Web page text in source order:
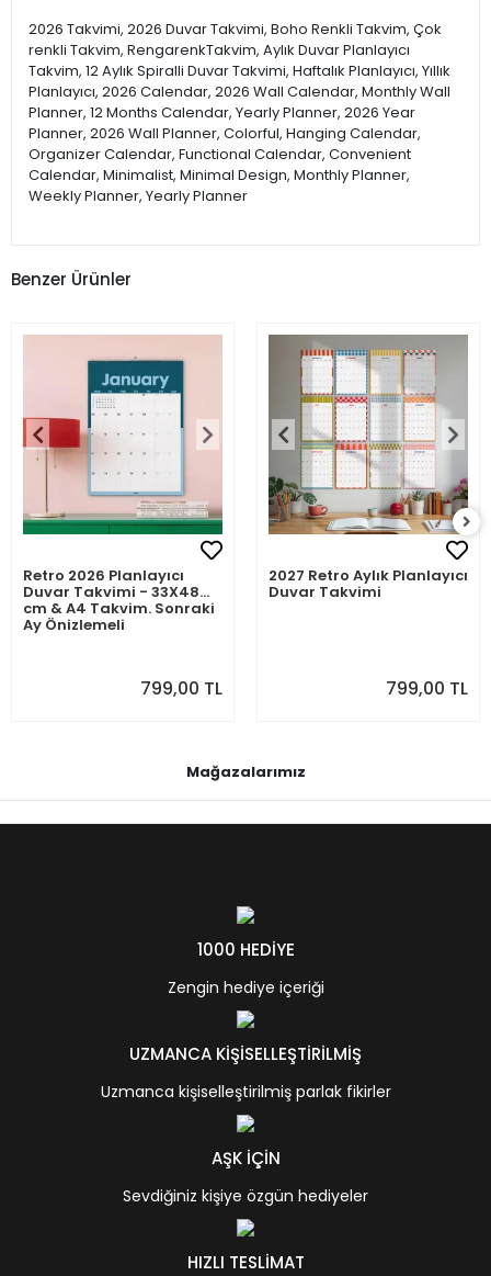
2026 Takvimi, 2026 Duvar Takvimi, Boho Renkli Takvim, Çok
renkli Takvim, RengarenkTakvim, Aylık Duvar Planlayıcı
Takvim, 12 Aylık Spiralli Duvar Takvimi, Haftalık Planlayıcı, Yıllık
Planlayıcı, 2026 Calendar, 2026 Wall Calendar, Monthly Wall
Planner, 12 Months Calendar, Yearly Planner, 2026 Year
Planner, 2026 Wall Planner, Colorful, Hanging Calendar,
Organizer Calendar, Functional Calendar, Convenient
Calendar, Minimalist, Minimal Design, Monthly Planner,
Weekly Planner, Yearly Planner
Benzer Ürünler
Retro 2026 Planlayıcı
Duvar Takvimi - 33X48
cm & A4 Takvim. Sonraki
Ay Önizlemeli
799,00 TL
2027 Retro Aylık Planlayıcı
Duvar Takvimi
799,00 TL
Mağazalarımız
1000 HEDİYE
Zengin hediye içeriği
UZMANCA KİŞİSELLEŞTİRİLMİŞ
Uzmanca kişiselleştirilmiş parlak fikirler
AŞK İÇİN
Sevdiğiniz kişiye özgün hediyeler
HIZLI TESLİMAT